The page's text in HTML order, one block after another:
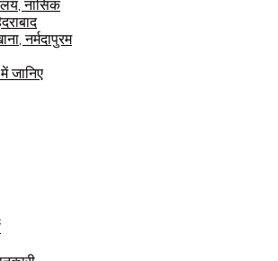
नासिक
नर्मदापुरम
जानिए